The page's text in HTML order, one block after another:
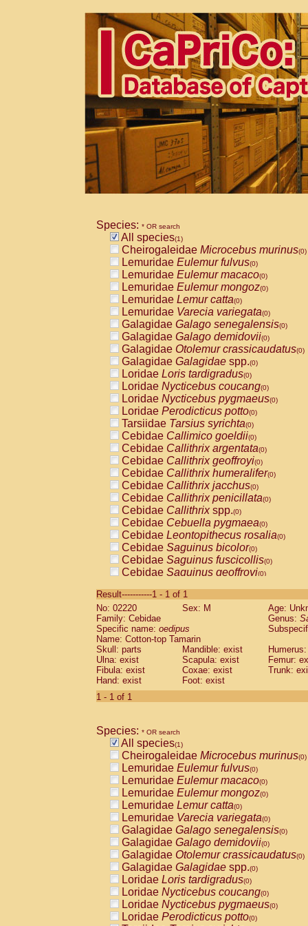
Species: * OR search
All species(1)
Cheirogaleidae Microcebus murinus(0)
Lemuridae Eulemur fulvus(0)
Lemuridae Eulemur macaco(0)
Lemuridae Eulemur mongoz(0)
Lemuridae Lemur catta(0)
Lemuridae Varecia variegata(0)
Galagidae Galago senegalensis(0)
Galagidae Galago demidovii(0)
Galagidae Otolemur crassicaudatus(0)
Galagidae Galagidae spp.(0)
Loridae Loris tardigradus(0)
Loridae Nycticebus coucang(0)
Loridae Nycticebus pygmaeus(0)
Loridae Perodicticus potto(0)
Tarsiidae Tarsius syrichta(0)
Cebidae Callimico goeldii(0)
Cebidae Callithrix argentata(0)
Cebidae Callithrix geoffroyi(0)
Cebidae Callithrix humeralifer(0)
Cebidae Callithrix jacchus(0)
Cebidae Callithrix penicillata(0)
Cebidae Callithrixspp.(0)
Cebidae Cebuella pygmaea(0)
Cebidae Leontopithecus rosalia(0)
Cebidae Saguinus bicolor(0)
Cebidae Saguinus fuscicollis(0)
Cebidae Saguinus geoffroyi(0)
CebidaeSaguinus labiatus(0)
Cebidae Saguinus leucopus (0)
Cebidae
CebidaeSaguinus mystax
Cebidae Saguinus nigricollis (0)
Cebidae Saguinus oedipus
Cebidae Saguinus weddelli
Cebidae Saguinusspp.
Cebidae
CebidaeCebus capucinus
CebidaeCebus nigrivittatus
CebidaeCebus spp.(0)
CebidaeSaimiri boliviensis(0)
CebidaeSaimiri sciureus(0)
AtelidaeAlouatta caraya(0)
AtelidaeAlouatta fusca(0)
AtelidaeAlouatta seniculus(0)
AtelidaeAlouattaspp.(0)
AtelidaeAteles belzebuth(0)
AtelidaeAteles geoffroyi(0)
AtelidaeAteles paniscus(0)
AtelidaeAtelesspp.(0)
AtelidaeLagothrix lagothricha(0)
AtelidaeLagothrix lagothricha cana
PitheciidaeCacajao calvus
Result-----------1 - 1 of 1
No: 02220
Sex: M
Age:
Family: Cebidae
Genus:
Specific name: oedipus
Name: Cotton-top Tamarin
Skull: parts
Mandible: exist
Ulna: exist
Scapula: exist
Femur:
Fibula: exist
Coxae: exist
Trunk:
Hand: exist
Foot: exist
1 - 1 of 1
Species: * OR search
All species(1)
Cheirogaleidae Microcebus murinus(0)
Lemuridae Eulemur fulvus(0)
Lemuridae Eulemur macaco(0)
Lemuridae Eulemur mongoz(0)
Lemuridae Lemur catta(0)
Lemuridae Varecia variegata(0)
Galagidae Galago senegalensis(0)
Galagidae Galago demidovii(0)
Galagidae Otolemur crassicaudatus(0)
Galagidae Galagidae spp.(0)
Loridae Loris tardigradus(0)
Loridae Nycticebus coucang(0)
Loridae Nycticebus pygmaeus(0)
Loridae Perodicticus potto(0)